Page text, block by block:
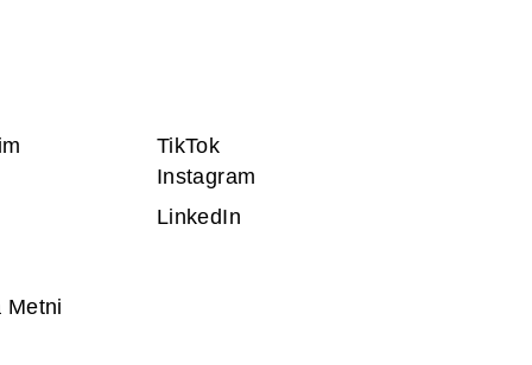
Metni
TikTok
Instagram
LinkedIn